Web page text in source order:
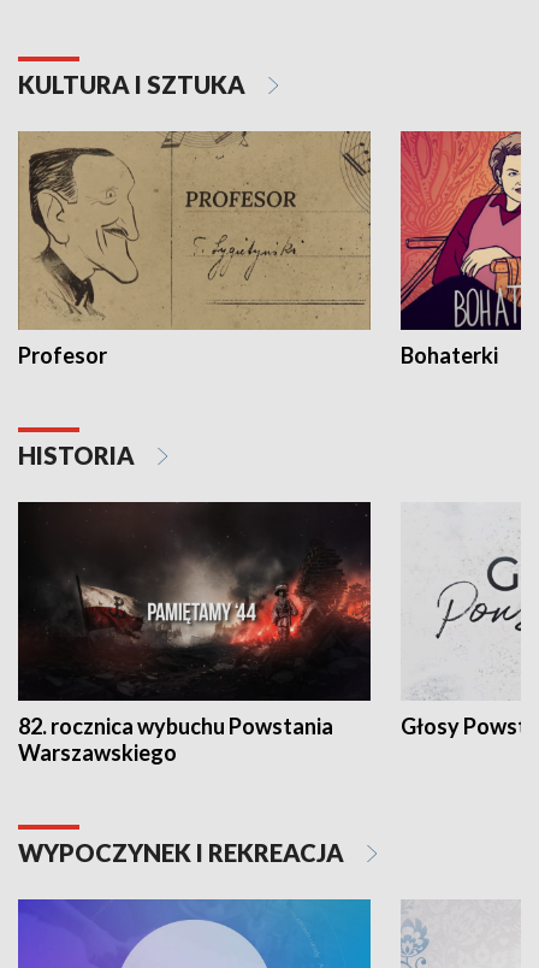
KULTURA I SZTUKA
Profesor Bohaterki
HISTORIA
82. rocznica wybuchu Powstania
Warszawskiego
Głosy
WYPOCZYNEK I REKREACJA